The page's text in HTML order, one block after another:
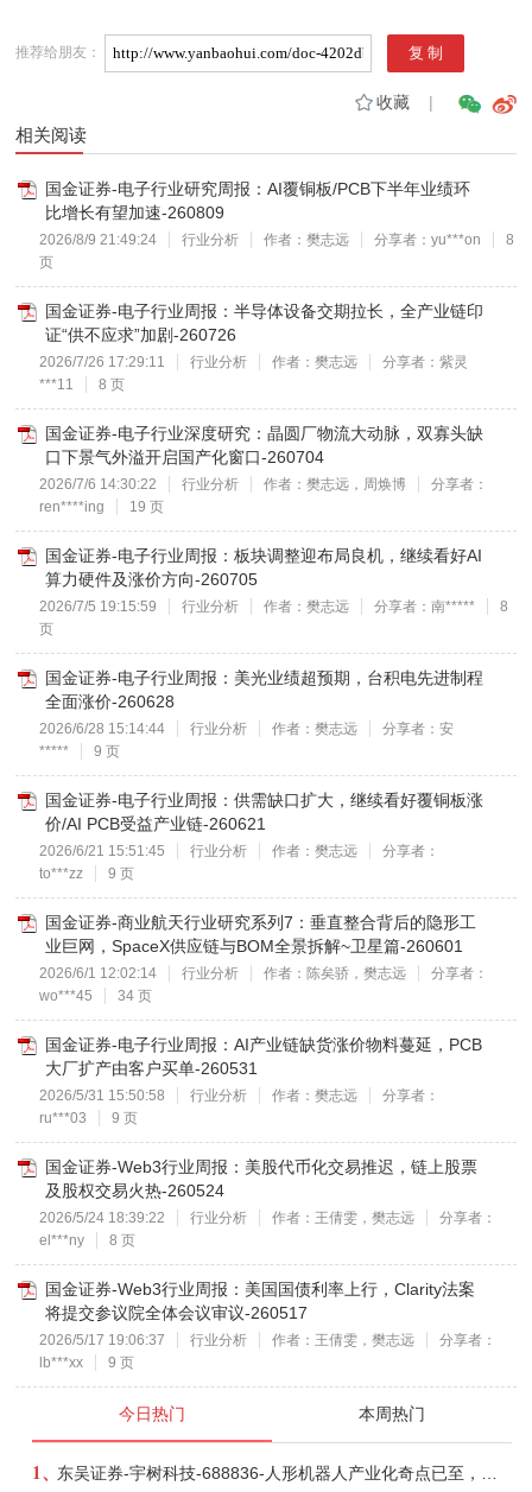
推荐给朋友：
收藏|
相关阅读
国金证券-电子行业研究周报：AI覆铜板/PCB下半年业绩环
比增长有望加速-260809
2026/8/9 21:49:24 行业分析 作者：樊志远 分享者：yu***on
8
页
国金证券-电子行业周报：半导体设备交期拉长，全产业链印
证“供不应求”加剧-260726
2026/7/26 17:29:11 行业分析 作者：樊志远
分享者：紫灵
***11
8 页
国金证券-电子行业深度研究：晶圆厂物流大动脉，双寡头缺
口下景气外溢开启国产化窗口-260704
2026/7/6 14:30:22 行业分析 作者：樊志远，周焕博
分享者：
ren****ing
19 页
国金证券-电子行业周报：板块调整迎布局良机，继续看好AI
算力硬件及涨价方向-260705
2026/7/5 19:15:59 行业分析 作者：樊志远 分享者：南*****
8
页
国金证券-电子行业周报：美光业绩超预期，台积电先进制程
全面涨价-260628
2026/6/28 15:14:44 行业分析 作者：樊志远
分享者：安
*****
9 页
国金证券-电子行业周报：供需缺口扩大，继续看好覆铜板涨
价/AI PCB受益产业链-260621
2026/6/21 15:51:45 行业分析 作者：樊志远
分享者：
to***zz
9 页
国金证券-商业航天行业研究系列7：垂直整合背后的隐形工
业巨网，SpaceX供应链与BOM全景拆解~卫星篇-260601
2026/6/1 12:02:14 行业分析 作者：陈矣骄，樊志远
分享者：
wo***45
34 页
国金证券-电子行业周报：AI产业链缺货涨价物料蔓延，PCB
大厂扩产由客户买单-260531
2026/5/31 15:50:58 行业分析 作者：樊志远
分享者：
ru***03
9 页
国金证券-Web3行业周报：美股代币化交易推迟，链上股票
及股权交易火热-260524
2026/5/24 18:39:22 行业分析 作者：王倩雯，樊志远
分享者：
el***ny
8 页
国金证券-Web3行业周报：美国国债利率上行，Clarity法案
将提交参议院全体会议审议-260517
2026/5/17 19:06:37 行业分析 作者：王倩雯，樊志远
分享者：
lb***xx
9 页
今日热门 本周热门
1、